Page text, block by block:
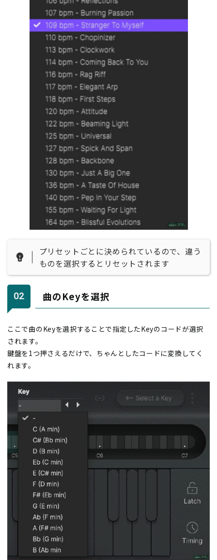
プリセットごとに決められているので、違う
ものを選択するとリセットされます
曲のKeyを選択
ここで曲のKeyを選択することで指定したKeyのコードが選択
されます。
鍵盤を1つ押さえるだけで、ちゃんとしたコードに変換してく
れます。